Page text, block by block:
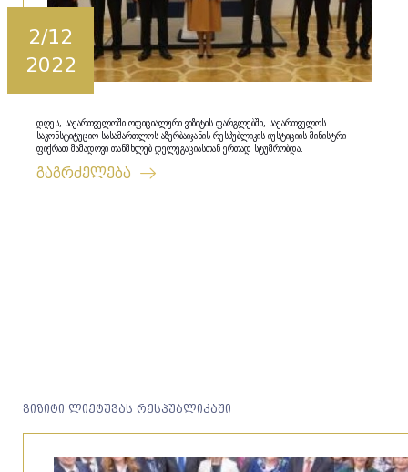
2/12
2022
დღეს, საქართველოში ოფიციალური ვიზიტის ფარგლებში, საქართველოს
საკონსტიტუციო სასამართლოს აზერბაიჯანის რესპუბლიკის იუსტიციის მინისტრი
ფიქრათ მამადოვი თანმხლებ დელეგაციასთან ერთად სტუმრობდა.
გაგრძელება
ვიზიტი ლიეტუვას რესპუბლიკაში